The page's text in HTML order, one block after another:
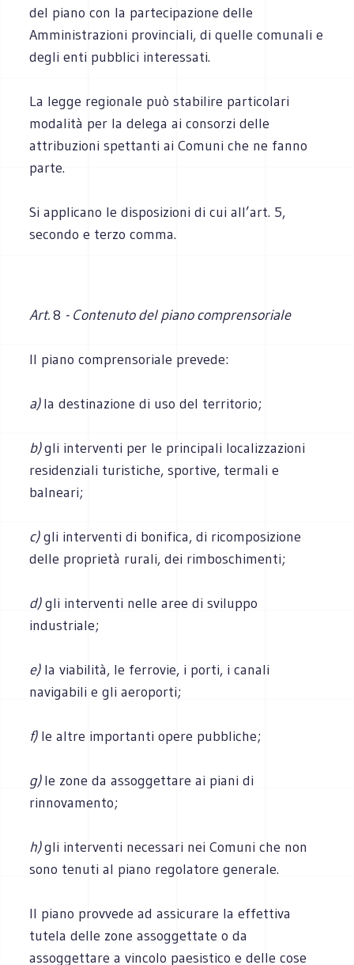
del piano con la partecipazione delle
Amministrazioni provinciali, di quelle comunali e
degli enti pubblici interessati.
La legge regionale può stabilire particolari
modalità per la delega ai consorzi delle
attribuzioni spettanti ai Comuni che ne fanno
parte.
Si applicano le disposizioni di cui all’art. 5,
secondo e terzo comma.
Art.8 - Contenuto del piano comprensoriale
Il piano comprensoriale prevede:
a)la destinazione di uso del territorio;
b)gli interventi per le principali localizzazioni
residenziali turistiche, sportive, termali e
balneari;
c)gli interventi di bonifica, di ricomposizione
delle proprietà rurali, dei rimboschimenti;
d)gli interventi nelle aree di sviluppo
industriale;
e)la viabilità, le ferrovie, i porti, i canali
navigabili e gli aeroporti;
f)le altre importanti opere pubbliche;
g)le zone da assoggettare ai piani di
rinnovamento;
h)gli interventi necessari nei Comuni che non
sono tenuti al piano regolatore generale.
Il piano provvede ad assicurare la effettiva
tutela delle zone assoggettate o da
assoggettare a vincolo paesistico e delle cose